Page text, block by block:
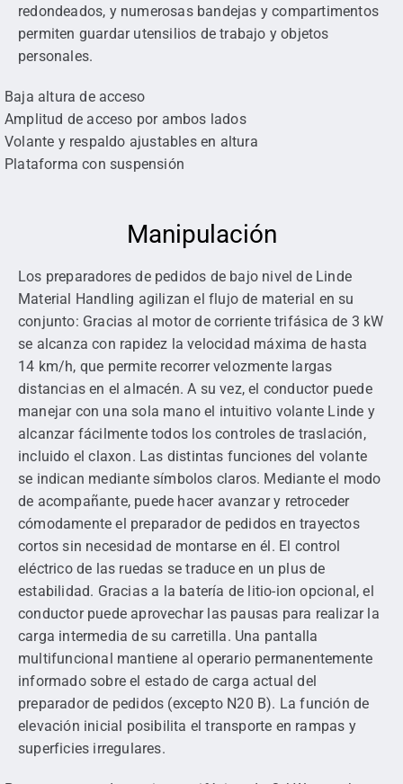
redondeados, y numerosas bandejas y compartimentos
permiten guardar utensilios de trabajo y objetos
personales.
Baja altura de acceso
Amplitud de acceso por ambos lados
Volante y respaldo ajustables en altura
Plataforma con suspensión
Manipulación
Los preparadores de pedidos de bajo nivel de Linde
Material Handling agilizan el flujo de material en su
conjunto: Gracias al motor de corriente trifásica de 3 kW
se alcanza con rapidez la velocidad máxima de hasta
14 km/h, que permite recorrer velozmente largas
distancias en el almacén. A su vez, el conductor puede
manejar con una sola mano el intuitivo volante Linde y
alcanzar fácilmente todos los controles de traslación,
incluido el claxon. Las distintas funciones del volante
se indican mediante símbolos claros. Mediante el modo
de acompañante, puede hacer avanzar y retroceder
cómodamente el preparador de pedidos en trayectos
cortos sin necesidad de montarse en él. El control
eléctrico de las ruedas se traduce en un plus de
estabilidad. Gracias a la batería de litio-ion opcional, el
conductor puede aprovechar las pausas para realizar la
carga intermedia de su carretilla. Una pantalla
multifuncional mantiene al operario permanentemente
informado sobre el estado de carga actual del
preparador de pedidos (excepto N20 B). La función de
elevación inicial posibilita el transporte en rampas y
superficies irregulares.